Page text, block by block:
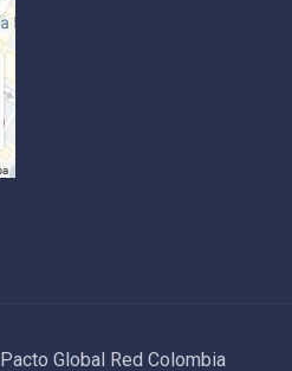
Pacto Global Red Colombia